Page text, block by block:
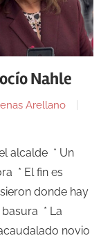
Nahle
Arellano
alcalde * Un
* El fin es
donde hay
* La
novio